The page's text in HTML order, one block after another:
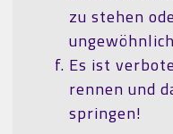
zu stehen
Es ist
rennen und
springen!